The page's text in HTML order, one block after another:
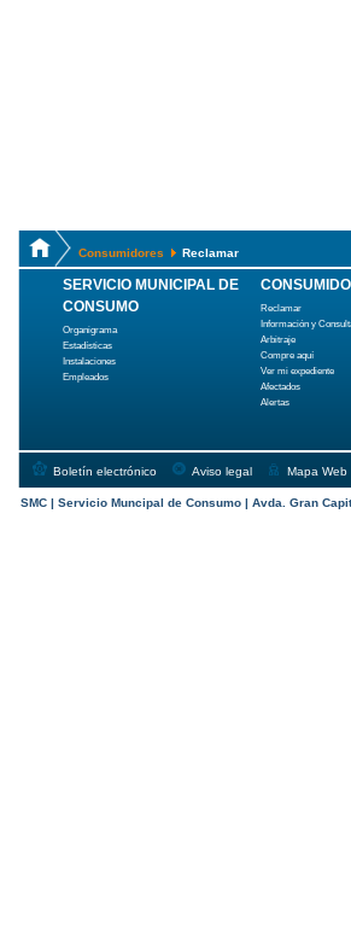
Consumidores Reclamar
SERVICIO MUNICIPAL DE
CONSUMO
Organigrama
Estadísticas
Instalaciones
Empleados
Reclamar
Información y
Arbitraje
Compre aquí
Ver mi expediente
Afectados
Alertas
Boletín electrónico Aviso legal Mapa Web
SMC | Servicio Muncipal de Consumo | Avda. Gran